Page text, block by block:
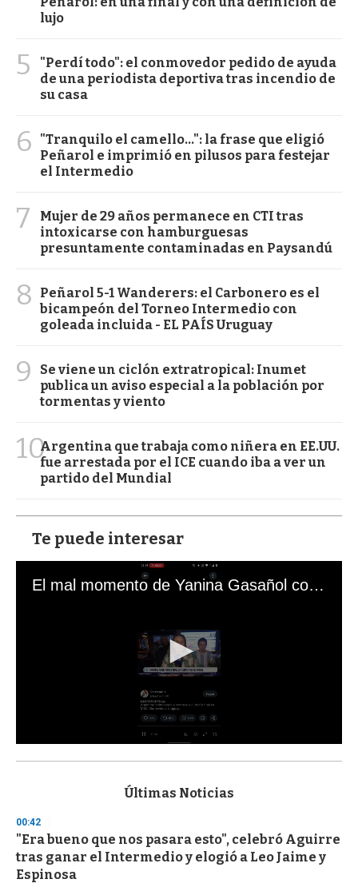
lujo
5
"Perdí todo": el conmovedor pedido de ayuda
de una periodista deportiva tras incendio de
su casa
6
"Tranquilo el camello...": la frase que eligió
Peñarol e imprimió en pilusos para festejar
el Intermedio
7
Mujer de 29 años permanece en CTI tras
intoxicarse con hamburguesas
presuntamente contaminadas en Paysandú
8
Peñarol 5-1 Wanderers: el Carbonero es el
bicampeón del Torneo Intermedio con
goleada incluida - EL PAÍS Uruguay
9
Se viene un ciclón extratropical: Inumet
publica un aviso especial a la población por
tormentas y viento
10Argentina que trabaja como niñera en EE.UU.
fue arrestada por el ICE cuando iba a ver un
partido del Mundial
Te puede interesar
El mal momento de Yanina Gasañol con un hincha argentino en "Subrayado"
s
d
s
o
f
3
Últimas Noticias
00:42
"Era bueno que nos pasara esto", celebró Aguirre
tras ganar el Intermedio y elogió a Leo Jaime y
Espinosa